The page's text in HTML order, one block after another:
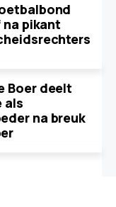
pikant
Boer deelt
als
na breuk